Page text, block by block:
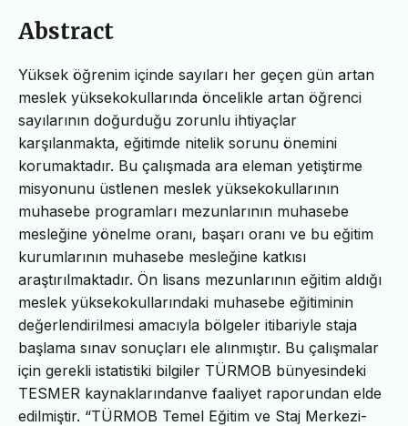
Abstract
Yüksek öğrenim içinde sayıları her geçen gün artan
meslek yüksekokullarında öncelikle artan öğrenci
sayılarının doğurduğu zorunlu ihtiyaçlar
karşılanmakta, eğitimde nitelik sorunu önemini
korumaktadır. Bu çalışmada ara eleman yetiştirme
misyonunu üstlenen meslek yüksekokullarının
muhasebe programları mezunlarının muhasebe
mesleğine yönelme oranı, başarı oranı ve bu eğitim
kurumlarının muhasebe mesleğine katkısı
araştırılmaktadır. Ön lisans mezunlarının eğitim aldığı
meslek yüksekokullarındaki muhasebe eğitiminin
değerlendirilmesi amacıyla bölgeler itibariyle staja
başlama sınav sonuçları ele alınmıştır. Bu çalışmalar
için gerekli istatistiki bilgiler TÜRMOB bünyesindeki
TESMER kaynaklarındanve faaliyet raporundan elde
edilmiştir. “TÜRMOB Temel Eğitim ve Staj Merkezi-